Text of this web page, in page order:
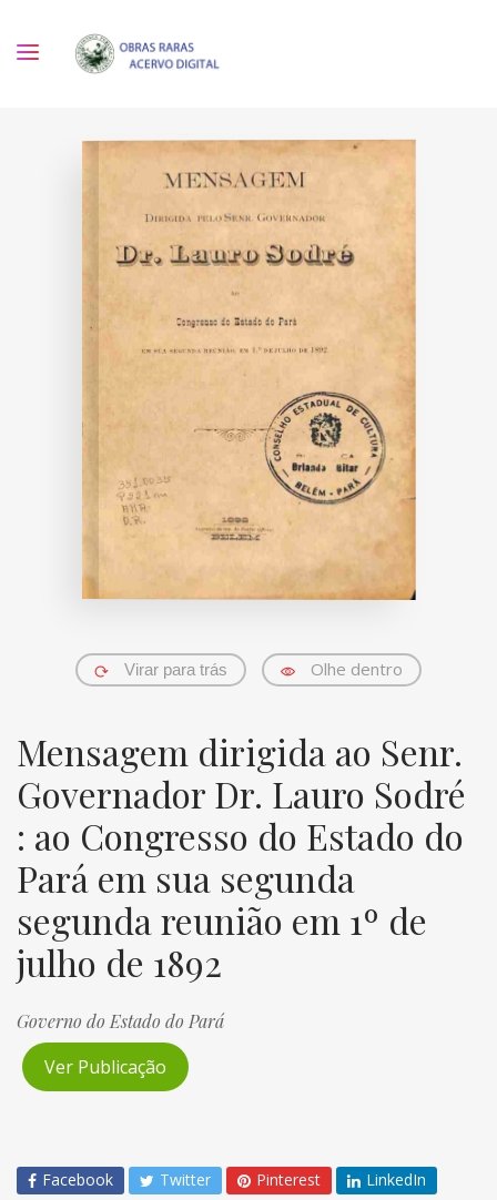
Virar para trás Olhe dentro
Mensagem dirigida ao Senr.
Governador Dr. Lauro Sodré
: ao Congresso do Estado do
Pará em sua segunda
segunda reunião em 1º de
julho de 1892
Governo do Estado do Pará
Ver Publicação
Facebook Twitter Pinterest LinkedIn